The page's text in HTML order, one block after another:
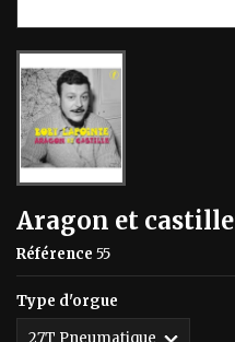
Aragon et castille
Référence 55
Type d'orgue